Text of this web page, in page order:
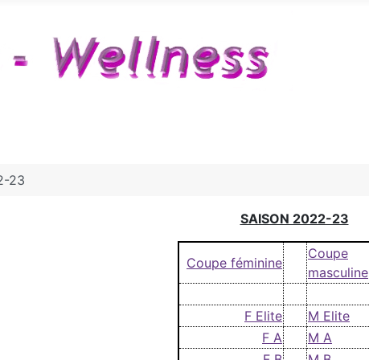
23
SAISON 2022-23
Coupe féminine
Coupe
masculine
F Elite
M Elite
F A
M A